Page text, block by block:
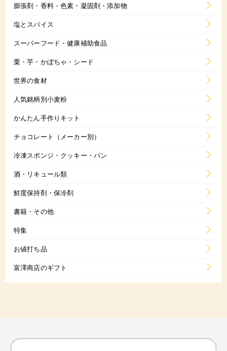
膨張剤・香料・色素・凝固剤・添加物
塩とスパイス
スーパーフード・健康補助食品
栗・芋・かぼちゃ・シード
世界の食材
人気銘柄別小麦粉
かんたん手作りキット
チョコレート（メーカー別）
冷凍スポンジ・クッキー・パン
酒・リキュール類
鮮度保持剤・保冷剤
書籍・その他
特集
お値打ち品
富澤商店のギフト